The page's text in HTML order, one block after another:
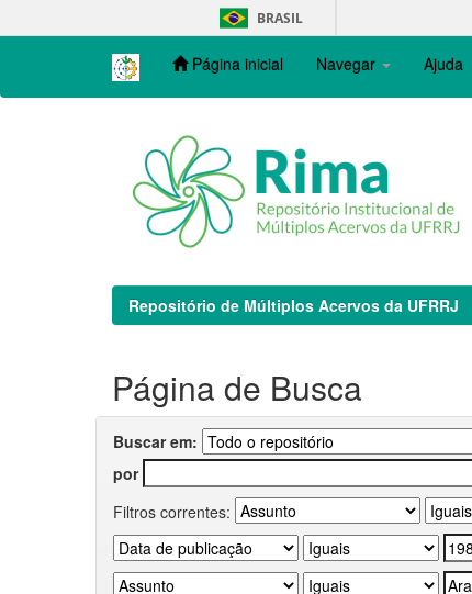
navigation
BRASIL
Página inicial Navegar Ajuda
Repositório de Múltiplos Acervos da UFRRJ
Página de Busca
Buscar em:
por
Filtros correntes: